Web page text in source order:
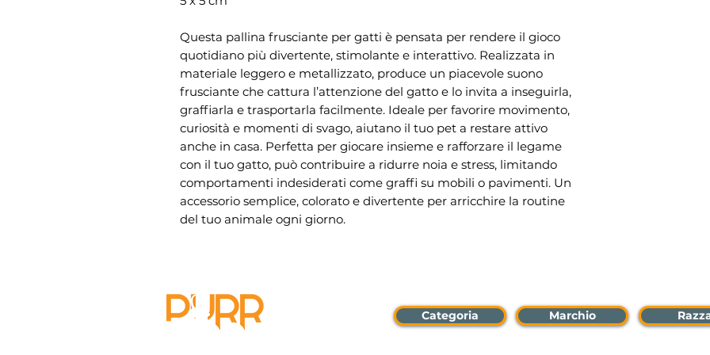
Questa pallina frusciante per gatti è pensata per rendere il gioco
quotidiano più divertente, stimolante e interattivo. Realizzata in
materiale leggero e metallizzato, produce un piacevole suono
frusciante che cattura l’attenzione del gatto e lo invita a inseguirla,
graffiarla e trasportarla facilmente. Ideale per favorire movimento,
curiosità e momenti di svago, aiutano il tuo pet a restare attivo
anche in casa. Perfetta per giocare insieme e rafforzare il legame
con il tuo gatto, può contribuire a ridurre noia e stress, limitando
comportamenti indesiderati come graffi su mobili o pavimenti. Un
accessorio semplice, colorato e divertente per arricchire la routine
del tuo animale ogni giorno.
Categoria Marchio